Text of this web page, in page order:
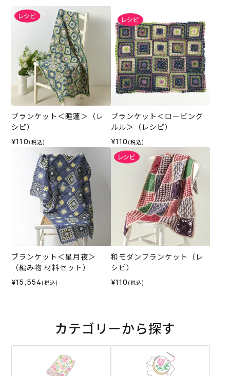
ブランケット＜睡蓮＞（レ
シピ）
¥110 (税込)
ブランケット＜ロービング
ルル＞（レシピ）
¥110 (税込)
ブランケット＜星月夜＞
（編み物 材料セット）
¥15,554 (税込)
和モダンブランケット（レ
シピ）
¥110 (税込)
カテゴリーから探す